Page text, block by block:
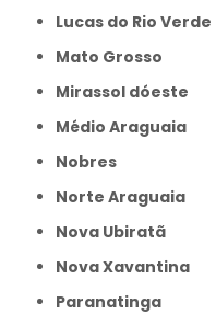
Lucas do Rio Verde
Mato Grosso
Mirassol dóeste
Médio Araguaia
Nobres
Norte Araguaia
Nova Ubiratã
Nova Xavantina
Paranatinga